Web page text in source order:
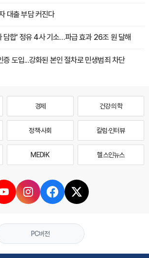
대출 부담 커진다
담합' 정유 4사 기소…파급 효과 26조 원 달해
증 도입...강화된 본인 절차로 민생범죄 차단
경제 건강·의학
정책·사회 칼럼·인터뷰
MEDI·K 헬스인뉴스
PC버전